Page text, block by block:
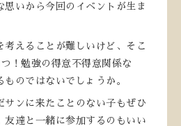
思いから今回のイベントが生ま
考えることが難しいけど、そこ
！勉強の得意不得意関係な
ものではないでしょうか。
サンに来たことのない子もぜひ
友達と一緒に参加するのもいい